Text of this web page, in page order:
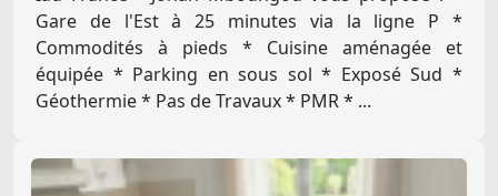
Gare de l'Est à 25 minutes via la ligne P *
Commodités à pieds * Cuisine aménagée et
équipée * Parking en sous sol * Exposé Sud *
Géothermie * Pas de Travaux * PMR * ...